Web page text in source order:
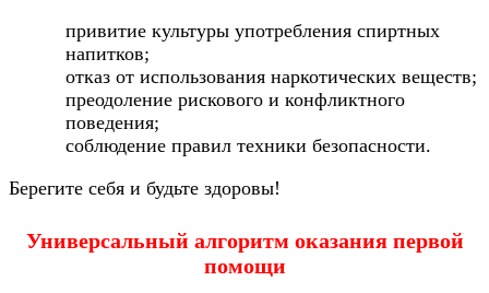
привитие культуры употребления спиртных
напитков;
отказ от использования наркотических веществ;
преодоление рискового и конфликтного
поведения;
соблюдение правил техники безопасности.
Берегите себя и будьте здоровы!
Универсальный алгоритм оказания первой
помощи